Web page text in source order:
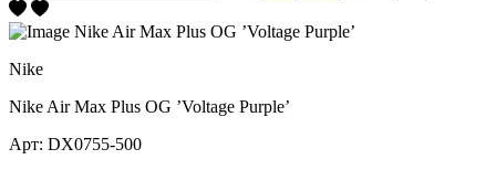
Nike
Nike Air Max Plus OG ’Voltage Purple’
Арт: DX0755-500